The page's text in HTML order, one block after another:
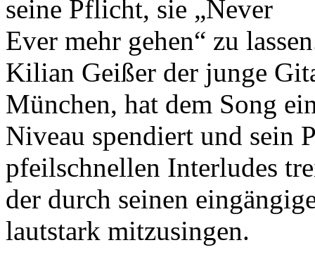
seine Pflicht, sie „Never
Ever mehr gehen“ zu
Kilian Geißer der junge
München, hat dem Song
Niveau spendiert und sein
pfeilschnellen Interludes
der durch seinen
lautstark mitzusingen.